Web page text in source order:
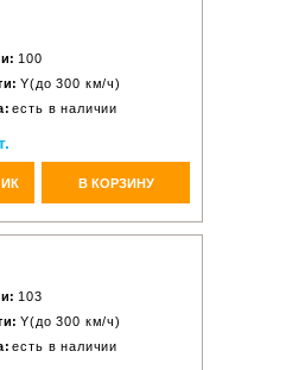
100
Y(до 300 км/ч)
есть в наличии
В КОРЗИНУ
103
Y(до 300 км/ч)
есть в наличии